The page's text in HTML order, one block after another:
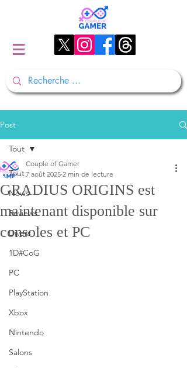
Post
Tout
News
Reviews
Divers
1D#CoG
PC
PlayStation
Xbox
Nintendo
Salons
Tout
GRADIUS ORIGINS est
maintenant disponible sur
consoles et PC
Couple of Gamer
7 août 2025 2 min de lecture